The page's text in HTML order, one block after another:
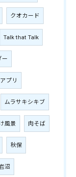
クオカード
Talk that Talk
ー
アプリ
ムラサキシキブ
風景 肉そば
秋保
沼